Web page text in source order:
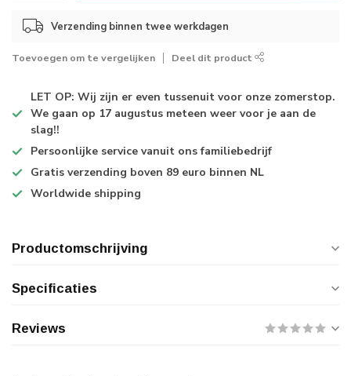
Verzending binnen twee werkdagen
Toevoegen om te vergelijken Deel dit product
LET OP: Wij zijn er even tussenuit voor onze zomerstop.
We gaan op 17 augustus meteen weer voor je aan de
slag!!
Persoonlijke service vanuit ons familiebedrijf
Gratis verzending boven 89 euro binnen NL
Worldwide shipping
Productomschrijving
Specificaties
Reviews